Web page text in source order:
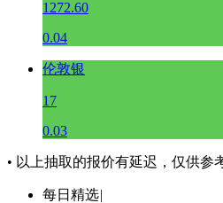
1272.60
0.04
伦敦银
17
0.03
• 以上抽取的报价有延迟，仅供参
每日精选|